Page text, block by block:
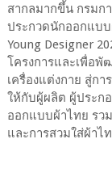
สากลมากขึ้น กรมก
ประกวดนักออกแบบ
Young Designer
โครงการและเพื่อพั
เครื่องแต่งกาย สู่ก
ให้กับผู้ผลิต ผู้ประก
ออกแบบผ้าไทย รว
และการสวมใส่ผ้าไ